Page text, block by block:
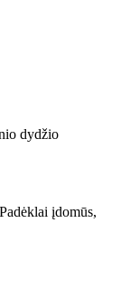
dydžio
įdomūs,